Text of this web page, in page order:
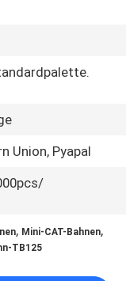
Union, Pyapal
, Mini-CAT-Bahnen,
TB125